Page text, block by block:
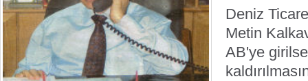
Deniz
Metin
AB'ye